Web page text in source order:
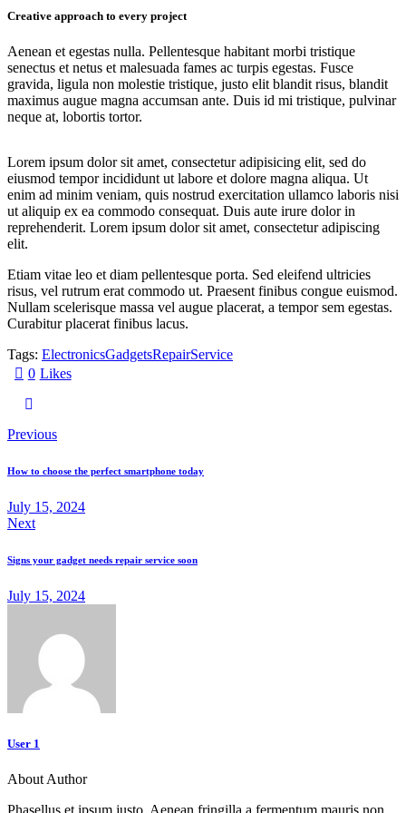
Creative approach to every project
Aenean et egestas nulla. Pellentesque habitant morbi tristique
senectus et netus et malesuada fames ac turpis egestas. Fusce
gravida, ligula non molestie tristique, justo elit blandit risus, blandit
maximus augue magna accumsan ante. Duis id mi tristique, pulvinar
neque at, lobortis tortor.
Lorem ipsum dolor sit amet, consectetur adipisicing elit, sed do
eiusmod tempor incididunt ut labore et dolore magna aliqua. Ut
enim ad minim veniam, quis nostrud exercitation ullamco laboris nisi
ut aliquip ex ea commodo consequat. Duis aute irure dolor in
reprehenderit. Lorem ipsum dolor sit amet, consectetur adipiscing
elit.
Etiam vitae leo et diam pellentesque porta. Sed eleifend ultricies
risus, vel rutrum erat commodo ut. Praesent finibus congue euismod.
Nullam scelerisque massa vel augue placerat, a tempor sem egestas.
Curabitur placerat finibus lacus.
Tags: ElectronicsGadgetsRepairService
0 Likes
Previous
How to choose the perfect smartphone today
July 15, 2024
Next
Signs your gadget needs repair service soon
July 15, 2024
User 1
About Author